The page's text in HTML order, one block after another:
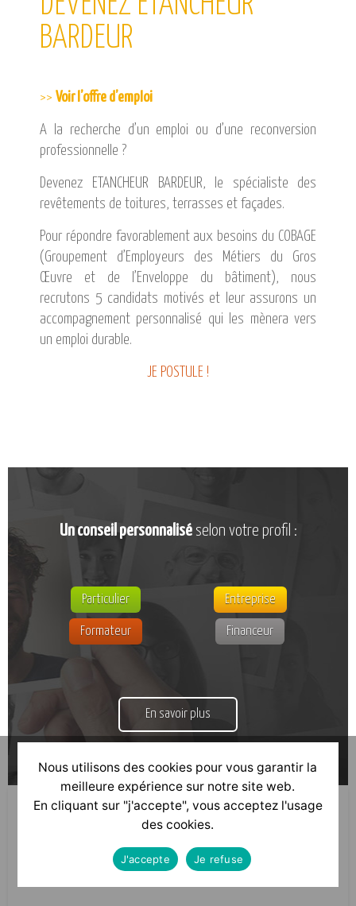
CATALOGUE DE FORMATIONS
NOS FORMATIONS PAR MÉTIER
NOS FORMATIONS SUR DEMANDE
INSCRIPTIONS
OPPORTUNITÉS
AGENDA
BARDEUR
>> Voir l’offre d’emploi
A la recherche d’un emploi ou d’une reconversion
professionnelle ?
Devenez ETANCHEUR BARDEUR, le spécialiste des
revêtements de toitures, terrasses et façades.
Pour répondre favorablement aux besoins du COBAGE
(Groupement d’Employeurs des Métiers du Gros
Œuvre et de l’Enveloppe du bâtiment), nous
recrutons 5 candidats motivés et leur assurons un
accompagnement personnalisé qui les mènera vers
un emploi durable.
JE POSTULE !
Un conseil personnaliséselon votre profil :
Particulier Entreprise
Formateur Financeur
En savoir plus
Nous suivre sur linkedin
Nous utilisons des cookies pour vous garantir la
meilleure expérience sur notre site web.
En cliquant sur "j'accepte", vous acceptez l'usage
des cookies.
J'accepte Je refuse